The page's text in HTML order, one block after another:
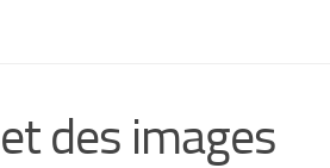
des images